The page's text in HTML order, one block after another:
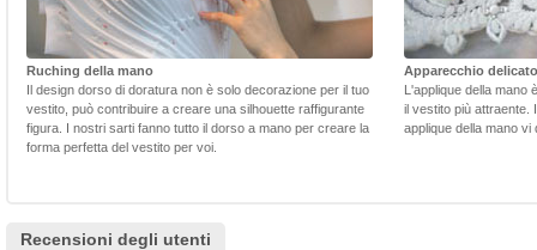
Ruching della mano
Il design dorso di doratura non è solo decorazione per il tuo
vestito, può contribuire a creare una silhouette raffigurante
figura. I nostri sarti fanno tutto il dorso a mano per creare la
forma perfetta del vestito per voi.
Apparecchio delicato
L'applique della mano
il vestito più attraente.
applique della mano
Recensioni degli utenti